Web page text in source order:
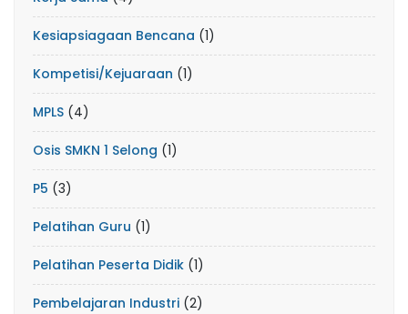
Kesiapsiagaan Bencana (1)
Kompetisi/Kejuaraan (1)
MPLS (4)
Osis SMKN 1 Selong (1)
P5 (3)
Pelatihan Guru (1)
Pelatihan Peserta Didik (1)
Pembelajaran Industri (2)